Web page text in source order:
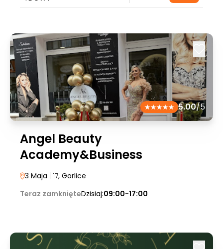
5.00/5
Angel Beauty
Academy&Business
3 Maja | 17, Gorlice
Teraz zamknięteDzisiaj:09:00-17:00